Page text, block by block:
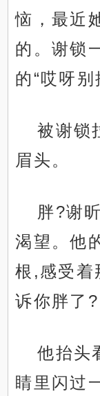
恼，最近
的。谢锁
的“哎呀别
被谢锁
眉头。
胖?谢
渴望。他
根,感受着
诉你胖了?
他抬头
睛里闪过